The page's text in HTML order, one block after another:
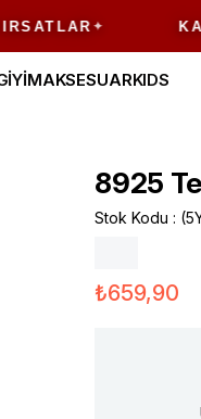
KAYA
AKSESUARKIDS
8925
Stok Kodu
₺659,90